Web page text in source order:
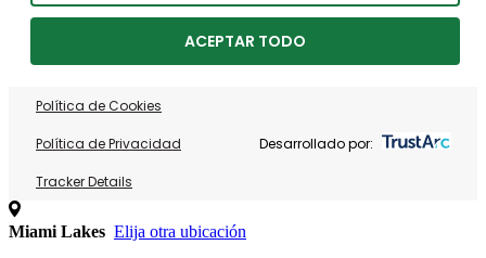
ACEPTAR TODO
Política de Cookies
Política de Privacidad
Tracker Details
Desarrollado por:
Miami Lakes Elija otra ubicación